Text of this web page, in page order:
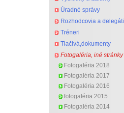
Úradné správy
Rozhodcovia a delegáti
Tréneri
Tlačivá,dokumenty
Fotogaléria, iné stránky
Fotogaléria 2018
Fotogaléria 2017
Fotogaléria 2016
fotogaléria 2015
Fotogaléria 2014